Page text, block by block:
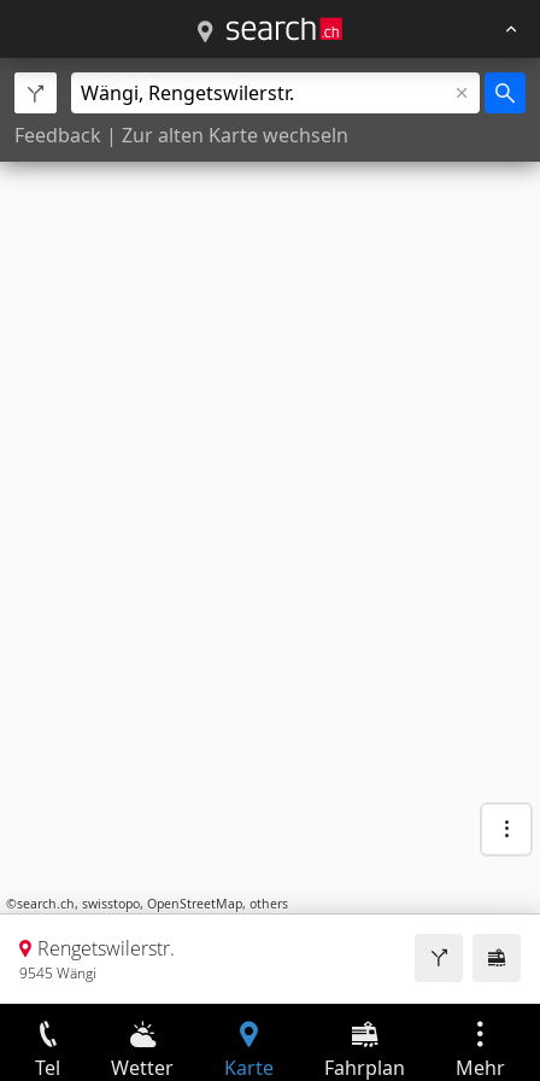
Feedback | Zur alten Karte wechseln
©search.ch, swisstopo, OpenStreetMap, others
Rengetswilerstr.
9545 Wängi
Tel Wetter Karte Fahrplan Mehr